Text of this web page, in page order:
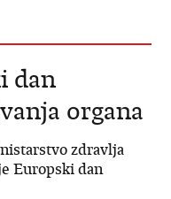
dan
organa
zdravlja
Europski dan